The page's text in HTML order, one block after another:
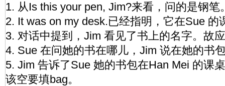
1. 从Is this your pen, Jim?来看，问的是钢笔
2. It was on my desk.已经指明，它在Sue 的
3. 对话中提到，Jim 看见了书上的名字。故
4. Sue 在问她的书在哪儿，Jim 说在她的书
5. Jim 告诉了Sue 她的书包在Han Mei 的课
该空要填bag。